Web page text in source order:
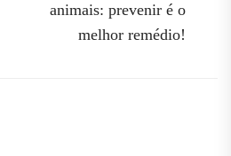
animais: prevenir é o
melhor remédio!